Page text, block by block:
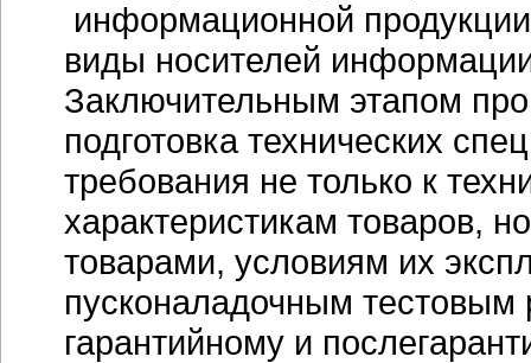
информационной
виды носителей
Заключительным этапом
подготовка технических
требования не только к
характеристикам товаров,
товарами, условиям их
пусконаладочным тестовым
гарантийному и